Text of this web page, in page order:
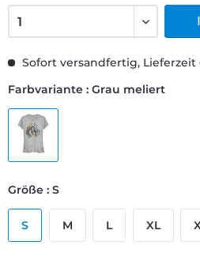
Sofort versandfertig, Lieferzeit
Farbvariante : Grau meliert
Größe : S
S M L XL